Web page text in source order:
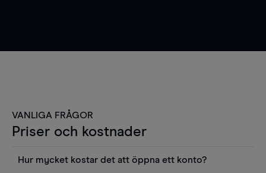
VANLIGA FRÅGOR
Priser och kostnader
Hur mycket kostar det att öppna ett konto?